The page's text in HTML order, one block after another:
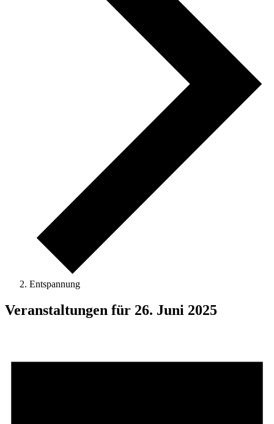
Entspannung
Veranstaltungen für 26. Juni 2025